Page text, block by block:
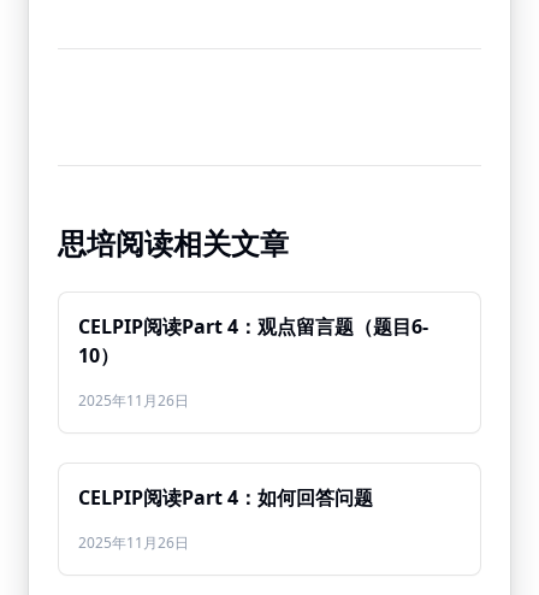
思培阅读相关文章
CELPIP阅读Part 4：观点留言题（题目6-
10）
2025年11月26日
CELPIP阅读Part 4：如何回答问题
2025年11月26日